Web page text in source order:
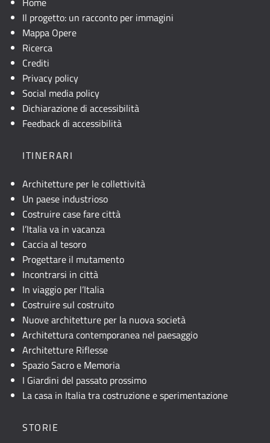
Il progetto: un racconto per immagini
Mappa Opere
Ricerca
Crediti
Privacy policy
Social media policy
Dichiarazione di accessibilità
Feedback di accessibilità
ITINERARI
Architetture per le collettività
Un paese industrioso
Costruire case fare città
l’Italia va in vacanza
Caccia al tesoro
Progettare il mutamento
Incontrarsi in città
In viaggio per l’Italia
Costruire sul costruito
Nuove architetture per la nuova società
Architettura contemporanea nel paesaggio
Architetture Riflesse
Spazio Sacro e Memoria
I Giardini del passato prossimo
La casa in Italia tra costruzione e sperimentazione
STORIE